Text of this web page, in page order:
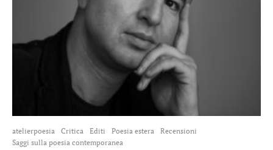
atelierpoesia Critica Editi Poesia estera
Recensioni
Saggi sulla poesia contemporanea